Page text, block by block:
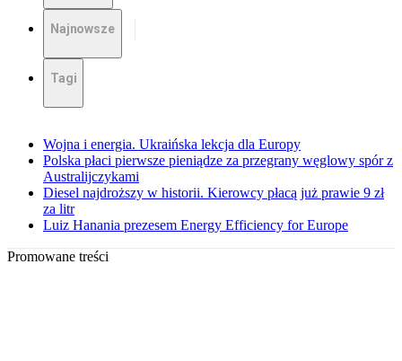
Najnowsze
Tagi
Wojna i energia. Ukraińska lekcja dla Europy
Polska płaci pierwsze pieniądze za przegrany węglowy spór z
Australijczykami
Diesel najdroższy w historii. Kierowcy płacą już prawie 9 zł
za litr
Luiz Hanania prezesem Energy Efficiency for Europe
Promowane treści